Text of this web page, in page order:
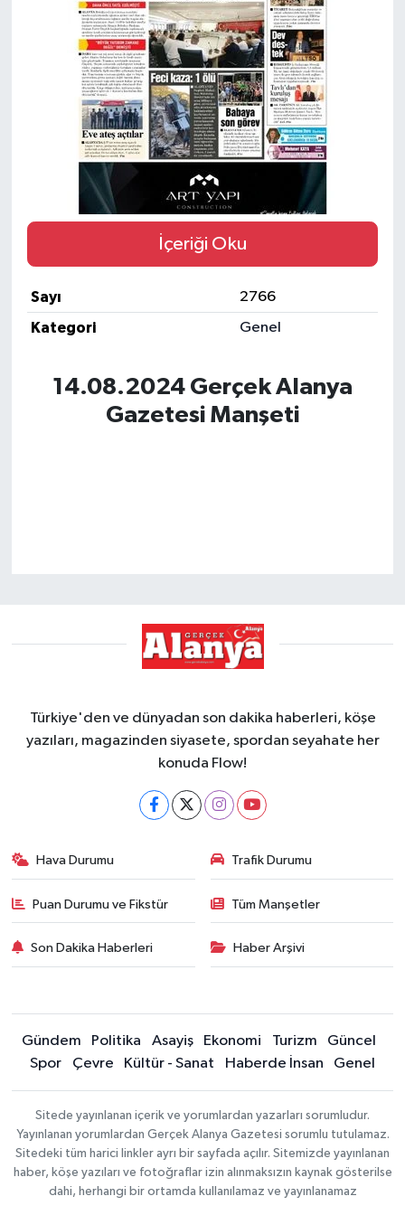
İçeriği Oku
Sayı
2766
Kategori
Genel
14.08.2024 Gerçek Alanya
Gazetesi Manşeti
Türkiye'den ve dünyadan son dakika haberleri, köşe
yazıları, magazinden siyasete, spordan seyahate her
konuda Flow!
Hava Durumu Trafik Durumu
Puan Durumu ve Fikstür Tüm Manşetler
Son Dakika Haberleri Haber Arşivi
Gündem Politika Asayiş Ekonomi Turizm
Güncel
Spor
Çevre Kültür - Sanat Haberde İnsan Genel
Sitede yayınlanan içerik ve yorumlardan yazarları sorumludur.
Yayınlanan yorumlardan Gerçek Alanya Gazetesi sorumlu tutulamaz.
Sitedeki tüm harici linkler ayrı bir sayfada açılır. Sitemizde yayınlanan
haber, köşe yazıları ve fotoğraflar izin alınmaksızın kaynak gösterilse
dahi, herhangi bir ortamda kullanılamaz ve yayınlanamaz
Gizlilik İlkeleri - Privacy Policy
Güncel
Gündem
Politika
Spor